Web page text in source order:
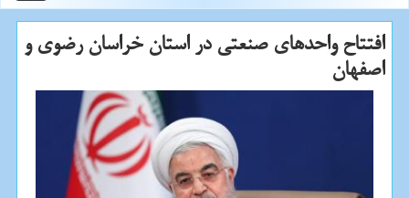
افتتاح واحدهای صنعتی در استان خراسان رضوی و
اصفهان